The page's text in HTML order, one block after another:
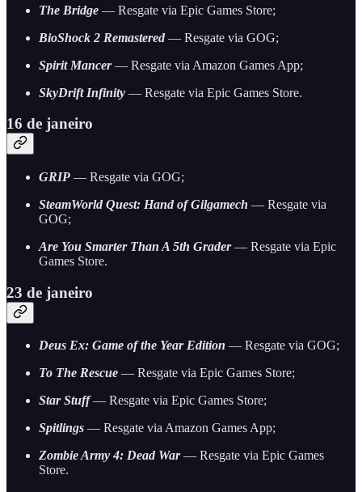
The Bridge — Resgate via Epic Games Store;
BioShock 2 Remastered— Resgate via GOG;
Spirit Mancer— Resgate via Amazon Games App;
SkyDrift Infinity — Resgate via Epic Games Store.
16 de janeiro
GRIP — Resgate via GOG;
SteamWorld Quest: Hand of Gilgamech — Resgate via
GOG;
Are You Smarter Than A 5th Grader— Resgate via Epic
Games Store.
23 de janeiro
Deus Ex: Game of the Year Edition — Resgate via GOG;
To The Rescue — Resgate via Epic Games Store;
Star Stuff— Resgate via Epic Games Store;
Spitlings — Resgate via Amazon Games App;
Zombie Army 4: Dead War— Resgate via Epic Games
Store.